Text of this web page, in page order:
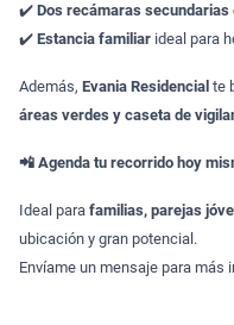
✔️Dos recámaras secundarias
✔️Estancia familiar ideal para
Además,Evania Residencial te
áreas verdes y caseta de
📲 Agenda tu recorrido hoy
Ideal parafamilias, parejas
ubicación y gran potencial.
Envíame un mensaje para